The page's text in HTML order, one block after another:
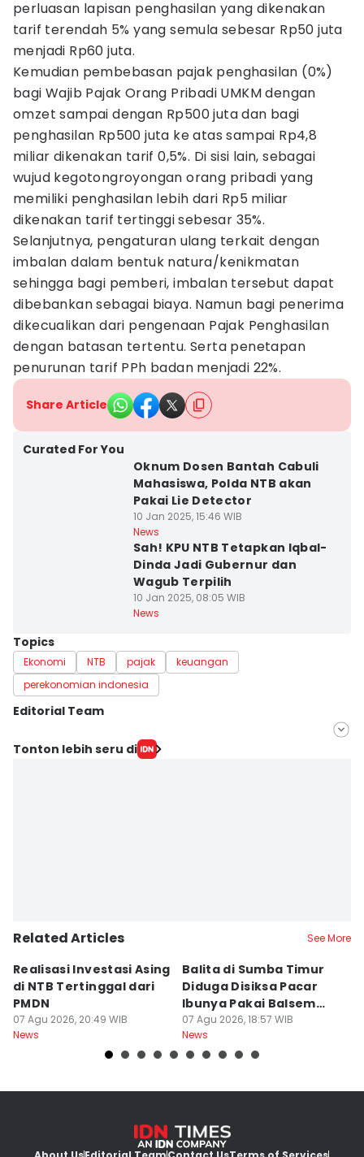
perluasan lapisan penghasilan yang dikenakan
tarif terendah 5% yang semula sebesar Rp50 juta
menjadi Rp60 juta.
Kemudian pembebasan pajak penghasilan (0%)
bagi Wajib Pajak Orang Pribadi UMKM dengan
omzet sampai dengan Rp500 juta dan bagi
penghasilan Rp500 juta ke atas sampai Rp4,8
miliar dikenakan tarif 0,5%. Di sisi lain, sebagai
wujud kegotongroyongan orang pribadi yang
memiliki penghasilan lebih dari Rp5 miliar
dikenakan tarif tertinggi sebesar 35%.
Selanjutnya, pengaturan ulang terkait dengan
imbalan dalam bentuk natura/kenikmatan
sehingga bagi pemberi, imbalan tersebut dapat
dibebankan sebagai biaya. Namun bagi penerima
dikecualikan dari pengenaan Pajak Penghasilan
dengan batasan tertentu. Serta penetapan
penurunan tarif PPh badan menjadi 22%.
Share Article
Curated For You
Oknum Dosen Bantah Cabuli
Mahasiswa, Polda NTB akan
Pakai Lie Detector
10 Jan 2025, 15:46 WIB
News
Sah! KPU NTB Tetapkan Iqbal-
Dinda Jadi Gubernur dan
Wagub Terpilih
10 Jan 2025, 08:05 WIB
News
Topics
Ekonomi NTB pajak
keuangan
perekonomian indonesia
Editorial Team
Editor
Tonton lebih seru di
Related Articles See More
Realisasi Investasi Asing
di NTB Tertinggal dari
PMDN
07 Agu 2026, 20:49 WIB
News
Balita di Sumba Timur
Diduga Disiksa Pacar
Ibunya Pakai Balsem
dan Cabai
07 Agu 2026, 18:57 WIB
News